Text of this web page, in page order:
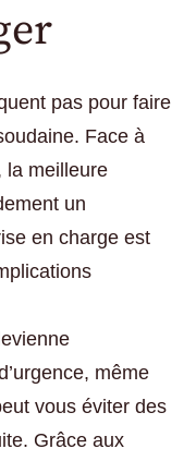
pas pour faire
Face à
la meilleure
un
en charge est
même
vous éviter des
Grâce aux